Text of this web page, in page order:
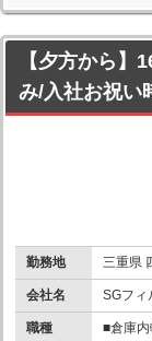
【夕方から】
み/入社お祝い
勤務地 三重県
会社名 SGフィ
職種 ■倉庫